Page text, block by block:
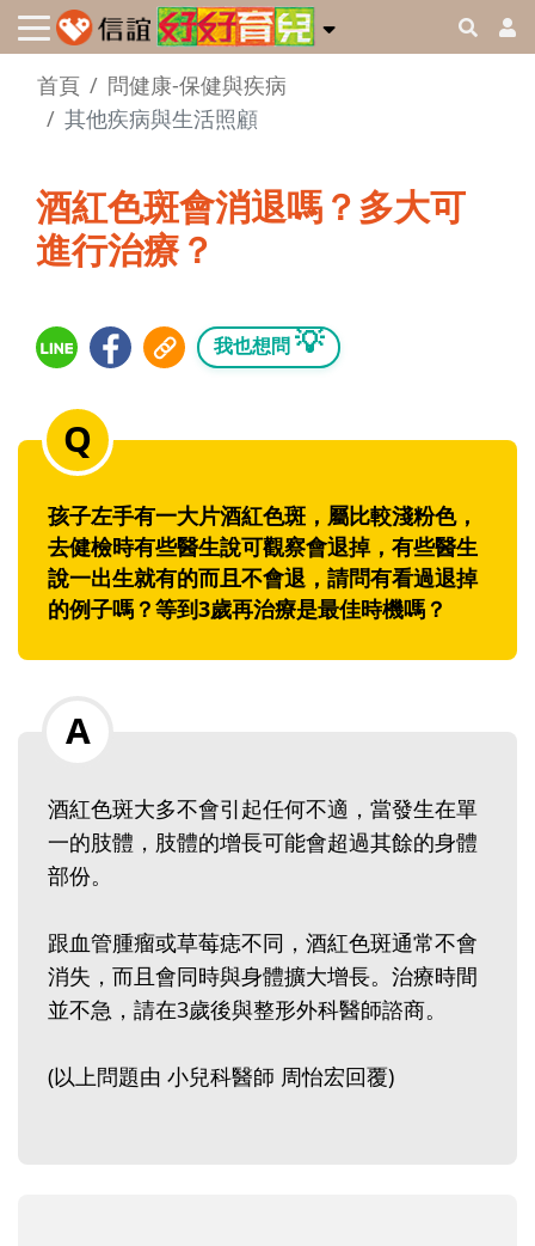
首頁
問健康-保健與疾病
其他疾病與生活照顧
酒紅色斑會消退嗎？多大可
進行治療？
我也想問 💡
孩子左手有一大片酒紅色斑，屬比較淺粉色，
去健檢時有些醫生說可觀察會退掉，有些醫生
說一出生就有的而且不會退，請問有看過退掉
的例子嗎？等到3歲再治療是最佳時機嗎？
酒紅色斑大多不會引起任何不適，當發生在單
一的肢體，肢體的增長可能會超過其餘的身體
部份。
跟血管腫瘤或草莓痣不同，酒紅色斑通常不會
消失，而且會同時與身體擴大增長。治療時間
並不急，請在3歲後與整形外科醫師諮商。
(以上問題由 小兒科醫師 周怡宏回覆)